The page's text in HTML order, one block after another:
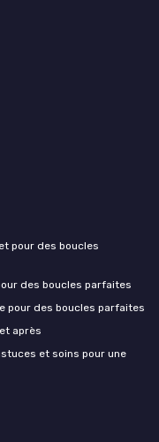
pour des boucles
des boucles parfaites
pour des boucles parfaites
après
et soins pour une